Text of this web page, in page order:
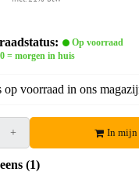
Op voorraad
= morgen in huis
op voorraad in ons
+ In mijn
(1)